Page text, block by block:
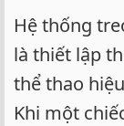
Hệ thống
là thiết lập
thể thao
Khi một